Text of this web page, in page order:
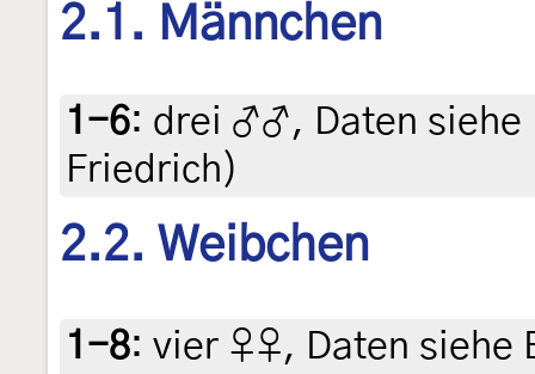
2.1. Männchen
1-6: drei ♂♂, Daten siehe
Friedrich)
2.2. Weibchen
1-8: vier ♀♀, Daten siehe